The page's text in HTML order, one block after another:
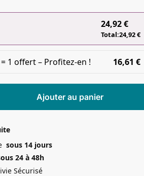
24,92€
Total:24,92€
1 offert – Profitez-en ! 16,61€
Ajouter au panier
sous 14 jours
24 à 48h
Sécurisé